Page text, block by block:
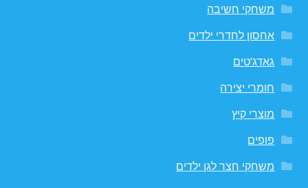
משחקי חשיבה
אחסון לחדרי ילדים
גאדג'טים
חומרי יצירה
מוצרי קיץ
פופים
משחקי חצר לגן ילדים